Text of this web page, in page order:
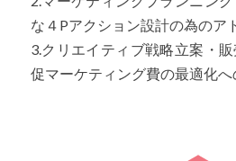
な４Pアクション設計の為のア
3.クリエイティブ戦略立案・
促マーケティング費の最適化へ